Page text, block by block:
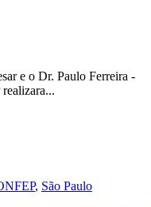
e o Dr. Paulo Ferreira -
, São Paulo